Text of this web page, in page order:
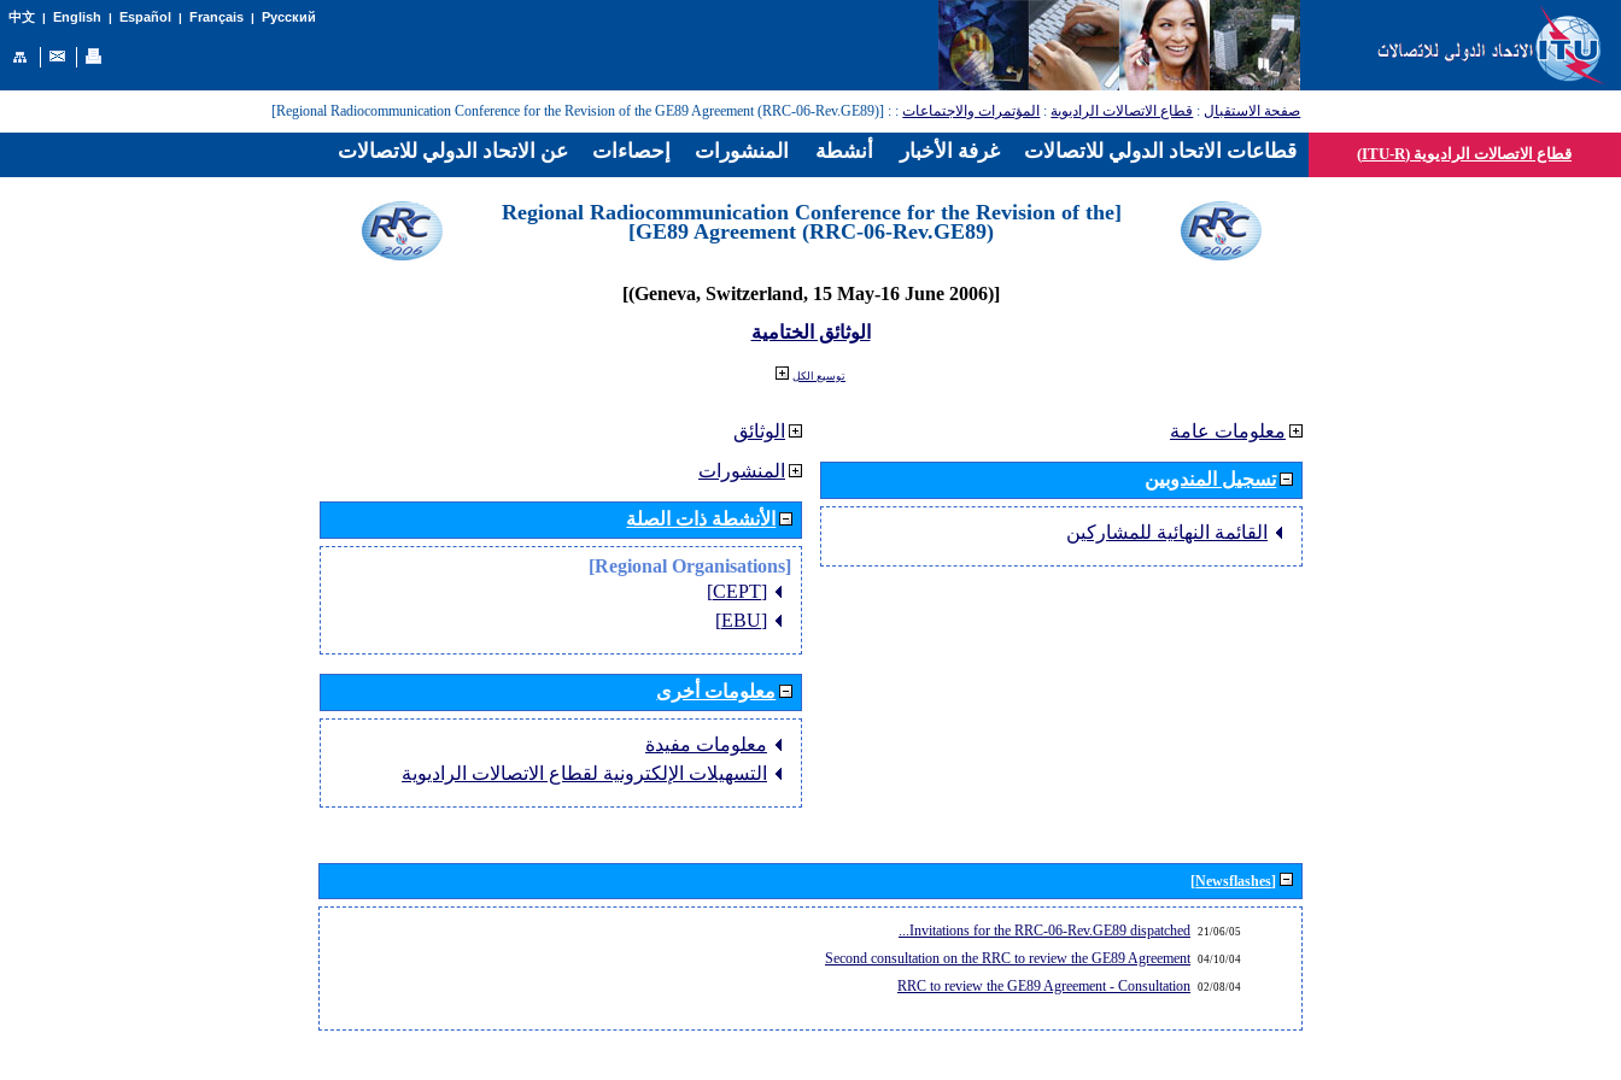
中文| English | Español | Français| Русский
صفحة الاستقبال: قطاع الاتصالات الراديوية: المؤتمرات والاجتماعات:
: [Regional Radiocommunication Conference for the Revision of the GE89 Agreement (RRC-06-Rev.GE89)]
قطاع الاتصالات الراديوية (ITU-R)
[Regional Radiocommunication Conference for the Revision of the
GE89 Agreement (RRC-06-Rev.GE89)]
[(Geneva, Switzerland, 15 May-16 June 2006)]
الوثائق الختامية
توسيع الكل
الوثائق
المنشورات
الأنشطة ذات الصلة
[Regional Organisations]
[CEPT]
[EBU]
معلومات أخرى
معلومات مفيدة
التسهيلات الإلكترونية لقطاع الاتصالات الراديوية
معلومات عامة
تسجيل المندوبين
القائمة النهائية للمشاركين
[Newsflashes]
21/06/05
Invitations for the RRC-06-Rev.GE89 dispatched...
04/10/04
Second consultation on the RRC to review the GE89 Agreement
02/08/04
RRC to review the GE89 Agreement - Consultation
عن الاتحاد الدولي للاتصالات إحصاءات المنشورات أنشطة غرفة الأخبار قطاعات الاتحاد الدولي للاتصالات